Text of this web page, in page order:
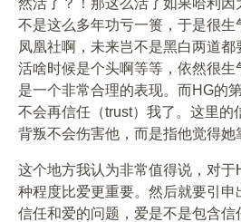
然活了？！那这么活了如果哈利因
不是这么多年功亏一篑，于是很
凤凰社啊，未来岂不是黑白两道
活啥时候是个头啊等等，依然很生
是一个非常合理的表现。而HG的
不会再信任（trust）我了。这里的
背叛不会伤害他，而是指他觉得她
这个地方我认为非常值得说，对
种程度比爱更重要。然后就要引
信任和爱的问题，爱是不是包含信